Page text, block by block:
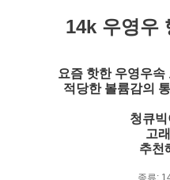
14k 우영우
요즘 핫한 우영우
적당한 볼륨감의
청큐
고
추천
종류: